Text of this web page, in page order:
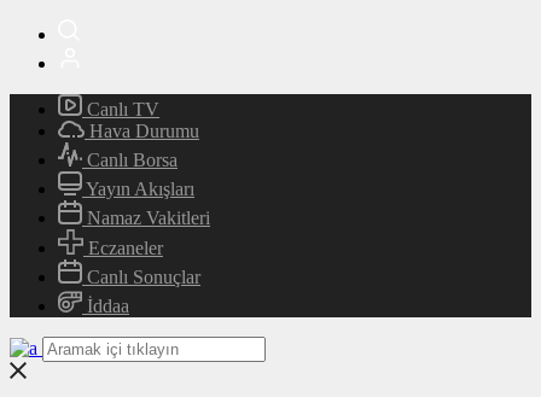
Canlı TV
Hava Durumu
Canlı Borsa
Yayın Akışları
Namaz Vakitleri
Eczaneler
Canlı Sonuçlar
İddaa